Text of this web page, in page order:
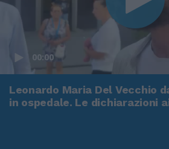
00:00
Leonardo Maria Del Vecchio
in ospedale. Le dichiarazioni